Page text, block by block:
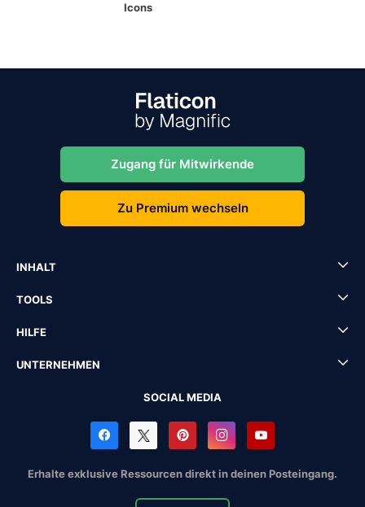
Icons
Zugang für Mitwirkende
Zu Premium wechseln
INHALT
TOOLS
HILFE
UNTERNEHMEN
SOCIAL MEDIA
Erhalte exklusive Ressourcen direkt in deinen Posteingang.